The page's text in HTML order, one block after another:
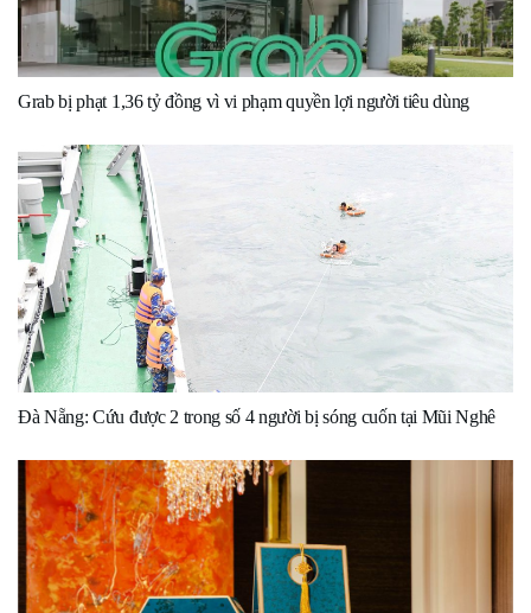
Grab bị phạt 1,36 tỷ đồng vì vi phạm quyền lợi người tiêu dùng
Đà Nẵng: Cứu được 2 trong số 4 người bị sóng cuốn tại Mũi Nghê